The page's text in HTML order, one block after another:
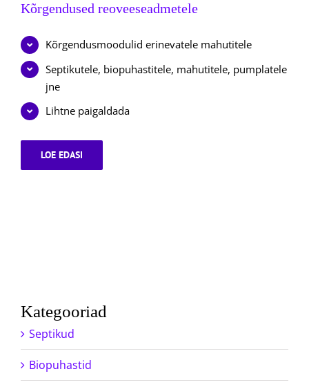
Kõrgendused reoveeseadmetele
Kõrgendusmoodulid erinevatele mahutitele
Septikutele, biopuhastitele, mahutitele, pumplatele
jne
Lihtne paigaldada
LOE EDASIKÕRGENDUSED
REOVEESEADMETELE
Kategooriad
Septikud
Biopuhastid